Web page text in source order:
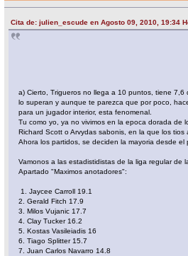
Cita de: julien_escude en Agosto 09, 2010, 19:34
a) Cierto, Trigueros no llega a 10 puntos, tiene 7,6
lo superan y aunque te parezca que por poco,
para un jugador interior, esta fenomenal.
Tu como yo, ya no vivimos en la epoca dorada de
Richard Scott o Arvydas sabonis, en la que los tios
Ahora los partidos, se deciden la mayoria desde el
Vamonos a las estadistidistas de la liga regular de
Apartado "Maximos anotadores":
1. Jaycee Carroll 19.1
2. Gerald Fitch 17.9
3. Milos Vujanic 17.7
4. Clay Tucker 16.2
5. Kostas Vasileiadis 16
6. Tiago Splitter 15.7
7. Juan Carlos Navarro 14.8